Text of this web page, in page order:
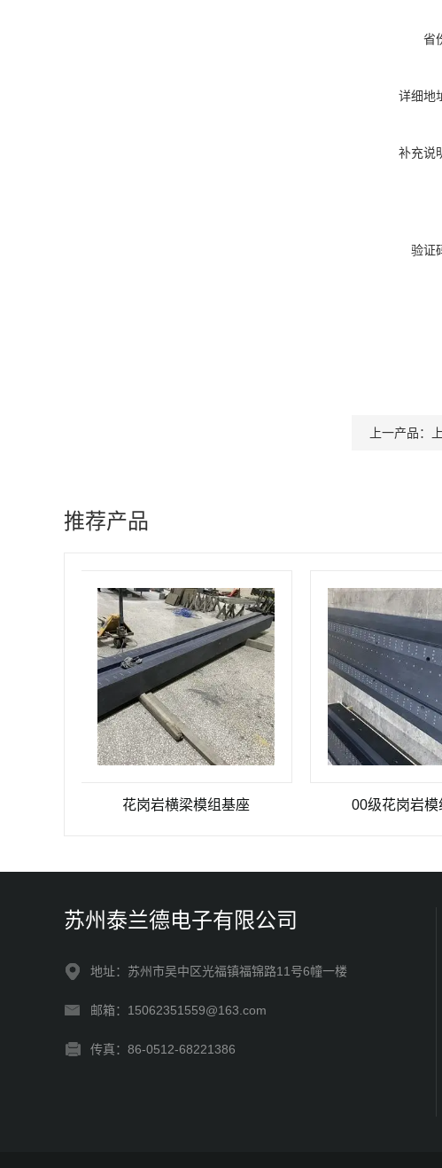
省
详细地
补充说
验证
上一产品：
推荐产品
花岗岩横梁模组基座 00级花岗岩模组平台
苏州泰兰德电子有限公司
地址：苏州市吴中区光福镇福锦路11号6幢一楼
邮箱：15062351559@163.com
传真：86-0512-68221386